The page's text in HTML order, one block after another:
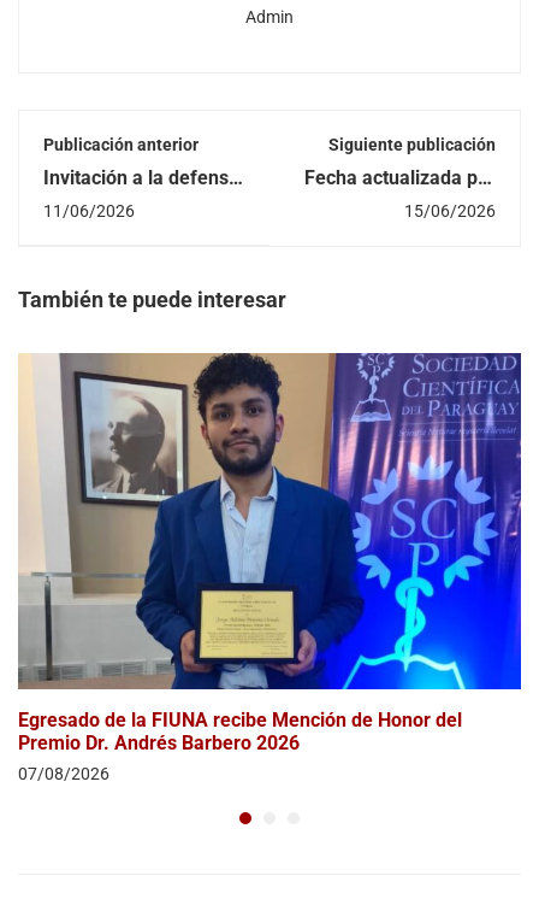
Admin
Publicación anterior
Invitación a la defensa
del Trabajo Final de
Grado del estudiante
11/06/2026
Siguiente publicación
Fecha actualizada por
traslado de feriado
nacional Taller de
15/06/2026
También te puede interesar
Egresado de la FIUNA recibe Mención de Honor del
Premio Dr. Andrés Barbero 2026
07/08/2026